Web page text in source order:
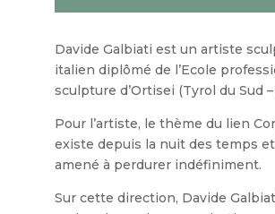
Davide Galbiati est un artiste
italien diplômé de l’Ecole
sculpture d’Ortisei (Tyrol du Sud
Pour l’artiste, le thème du lien
existe depuis la nuit des temps
amené à perdurer indéfiniment.
Sur cette direction, Davide